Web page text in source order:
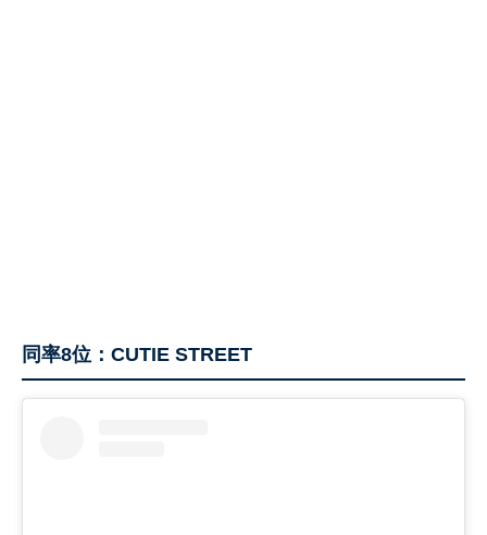
同率8位：CUTIE STREET